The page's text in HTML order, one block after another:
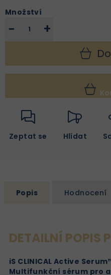
Množství
+
−
Zeptat se Hlídat
Popis Hodnocení
DETAILNÍ POPIS
iS CLINICAL Active
Multifunkční sérum pro